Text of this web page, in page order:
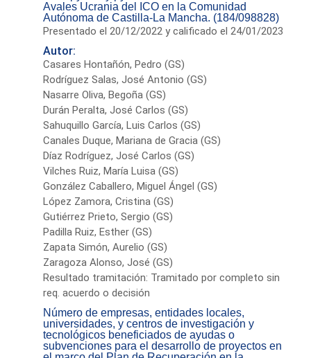
Avales Ucrania del ICO en la Comunidad
Autónoma de Castilla-La Mancha. (184/098828)
Presentado el 20/12/2022 y calificado el 24/01/2023
Autor:
Casares Hontañón, Pedro (GS)
Rodríguez Salas, José Antonio (GS)
Nasarre Oliva, Begoña (GS)
Durán Peralta, José Carlos (GS)
Sahuquillo García, Luis Carlos (GS)
Canales Duque, Mariana de Gracia (GS)
Díaz Rodríguez, José Carlos (GS)
Vilches Ruiz, María Luisa (GS)
González Caballero, Miguel Ángel (GS)
López Zamora, Cristina (GS)
Gutiérrez Prieto, Sergio (GS)
Padilla Ruiz, Esther (GS)
Zapata Simón, Aurelio (GS)
Zaragoza Alonso, José (GS)
Resultado tramitación: Tramitado por completo sin
req. acuerdo o decisión
Número de empresas, entidades locales,
universidades, y centros de investigación y
tecnológicos beneficiados de ayudas o
subvenciones para el desarrollo de proyectos en